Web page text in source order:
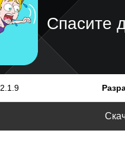
Спасите
2.1.9